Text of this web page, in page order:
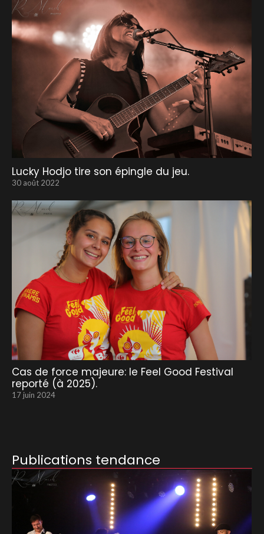
Lucky Hodjo tire son épingle du jeu.
30 août 2022
Cas de force majeure: le Feel Good Festival
reporté (à 2025).
17 juin 2024
Publications tendance